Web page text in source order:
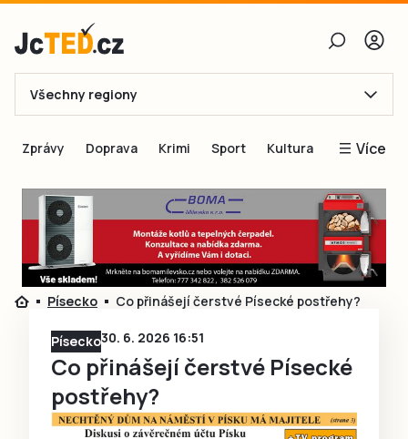
E-mail
Obnovit heslo
Přihlásit se
Přihlásit se přes Facebook
Ještě nemám účet, chci se
Všechny regiony
Zprávy Doprava Krimi Sport Kultura Více
Blogy
Inspirace
Čtenáři píší
Speciální přílohy
Inzerce
Písecko Co přinášejí čerstvé Písecké postřehy?
Písecko30. 6. 2026 16:51
Co přinášejí čerstvé Písecké
postřehy?